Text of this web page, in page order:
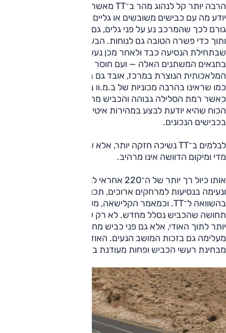
הרבה יותר קל לנהוג מהר ב־TT מאשר בב.מ.וו שלא מסתדרת מי
יודע מה עם כבישים משובשים או גליים. כיול המתלים הרך יותר
גורם לכך שהמרכב נע על פני גלים, גם אם באופן שאינו מוגזם
ותוך כדי פשרה הטובה גם לנוחות. הבעיה הגדולה היא ההגה,
שבתחילת הנסיעה כבד ולאחר מכן נעשה קל ומאבד את הדיוק
בתנאים המשתנים האלה — ועם חוסר הדיוק והתחושה
כמו שראינו בהרבה מכוניות של ב.מ.וו בשנים האחרונות, טובה
כאשר רמת הסלילה גבוהה והכביש מתפתל באופן סביר. פסיעות
הכוח שהיא יודעת לבצע במהירות איטית נדירות בהרבה
בכבישים הנכונים.
לבלמים ב־TT נשיכה חזקה יותר, אלא שהתחושה מעט עצבנית
מדי ומיקום הדוושה אינו מרהיב.
אותו כיול רך יותר של ה־220 אחראי לנוחות עדיפה, והיא נוחה
ונעימה בנסיעות למרחקים ארוכים, תכונה הבולטת במיוחד
בהשוואה ל־TT. וכמאמר הקלישאה, מעבר מהאודי לב.מ.וו יצר
תחושה שהכביש נסלל מחדש. לא רק ששיבושים גדולים חודרים
יותר לתוך האודי, אלא גם פני כביש מחוספסים, דבר שהב.מ.וו
מעלימה גם בזכות המושב הנעים. האודי הרבה יותר רועשת
מבחינת רעשי הכביש ופחות מעודנת באופן כללי.